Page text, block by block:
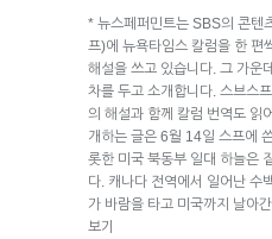
* 뉴스페퍼민트는 SBS의 콘텐
프)에 뉴욕타임스 칼럼을 한 편
해설을 쓰고 있습니다. 그 가운
차를 두고 소개합니다. 스브스
의 해설과 함께 칼럼 번역도 읽
개하는 글은 6월 14일 스프에
롯한 미국 북동부 일대 하늘은
다. 캐나다 전역에서 일어난 수
가 바람을 타고 미국까지 날아
보기